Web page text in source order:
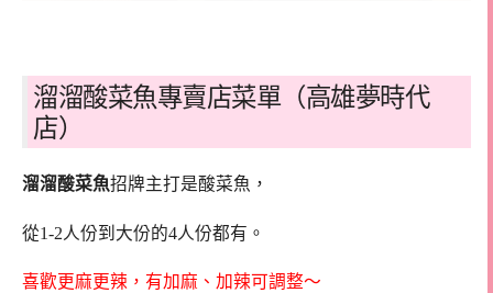
溜溜酸菜魚專賣店菜單（高雄夢時代
店）
溜溜酸菜魚招牌主打是酸菜魚，
從1-2人份到大份的4人份都有。
喜歡更麻更辣，有加麻、加辣可調整～